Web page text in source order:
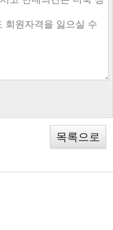
목록으로